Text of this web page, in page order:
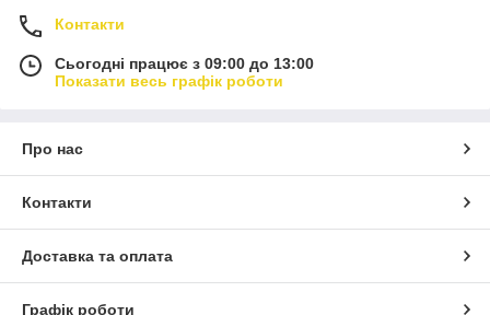
Контакти
Сьогодні працює з 09:00 до 13:00
Показати весь графік роботи
Про нас
Контакти
Доставка та оплата
Графік роботи